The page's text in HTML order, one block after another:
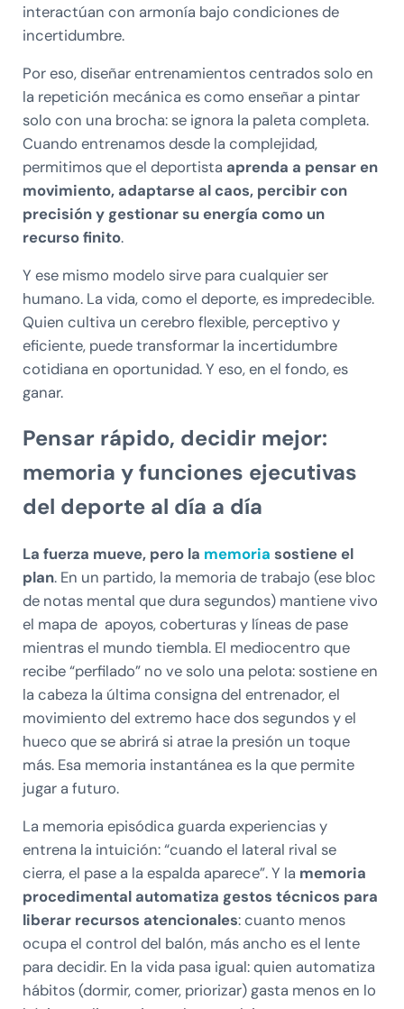
interactúan con armonía bajo condiciones de
incertidumbre.
Por eso, diseñar entrenamientos centrados solo en
la repetición mecánica es como enseñar a pintar
solo con una brocha: se ignora la paleta completa.
Cuando entrenamos desde la complejidad,
permitimos que el deportista aprenda a pensar en
movimiento, adaptarse al caos, percibir con
precisión y gestionar su energía como un
recurso finito.
Y ese mismo modelo sirve para cualquier ser
humano. La vida, como el deporte, es impredecible.
Quien cultiva un cerebro flexible, perceptivo y
eficiente, puede transformar la incertidumbre
cotidiana en oportunidad. Y eso, en el fondo, es
ganar.
Pensar rápido, decidir mejor:
memoria y funciones ejecutivas
del deporte al día a día
La fuerza mueve, pero la memoria sostiene el
plan. En un partido, la memoria de trabajo (ese bloc
de notas mental que dura segundos) mantiene vivo
el mapa de apoyos, coberturas y líneas de pase
mientras el mundo tiembla. El mediocentro que
recibe “perfilado” no ve solo una pelota: sostiene en
la cabeza la última consigna del entrenador, el
movimiento del extremo hace dos segundos y el
hueco que se abrirá si atrae la presión un toque
más. Esa memoria instantánea es la que permite
jugar a futuro.
La memoria episódica guarda experiencias y
entrena la intuición: “cuando el lateral rival se
cierra, el pase a la espalda aparece”. Y la memoria
procedimental automatiza gestos técnicos para
liberar recursos atencionales: cuanto menos
ocupa el control del balón, más ancho es el lente
para decidir. En la vida pasa igual: quien automatiza
hábitos (dormir, comer, priorizar) gasta menos en lo